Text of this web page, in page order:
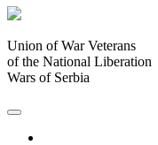
Union of War Veterans
of the National Liberation
Wars of Serbia